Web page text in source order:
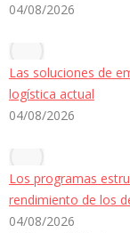
04/08/2026
Las soluciones de
logística actual
04/08/2026
Los programas
rendimiento de los
04/08/2026